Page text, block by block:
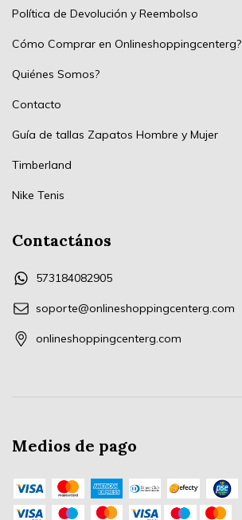
Política de Devolución y Reembolso
Cómo Comprar en Onlineshoppingcenterg?
Quiénes Somos?
Contacto
Guía de tallas Zapatos Hombre y Mujer
Timberland
Nike Tenis
Contactános
573184082905
soporte@onlineshoppingcenterg.com
onlineshoppingcenterg.com
Medios de pago